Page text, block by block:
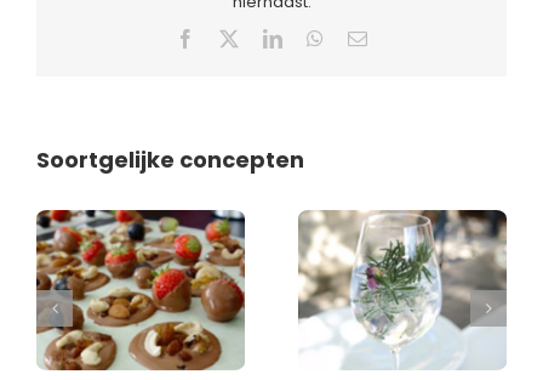
Facebook LinkedInWhatsApp
E-
Soortgelijke concepten